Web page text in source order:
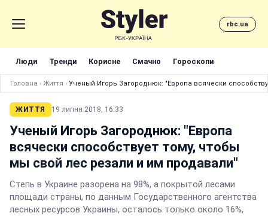
rbc.ua
Люди Тренди Корисне Смачно Гороскопи
Головна › Життя › Ученый Игорь Загороднюк: "Европа всячески
ЖИТТЯ 19 липня 2018, 16:33
Ученый Игорь Загороднюк: "Европа
всячески способствует тому, чтобы
мы свой лес резали и им продавали"
Степь в Украине разорена на 98%, а покрытой лесами
площади страны, по данным Государственного агентства
лесных ресурсов Украины, осталось только около 16%,